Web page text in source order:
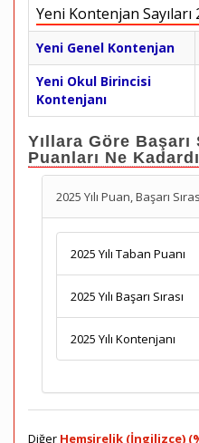
Yeni Kontenjan Sayıları
Yeni Genel Kontenjan
Yeni Okul Birincisi
Kontenjanı
Yıllara Göre Başarı
Puanları Ne
2025 Yılı Puan, Başarı
2025 Yılı Taban Puanı
2025 Yılı Başarı Sırası
2025 Yılı Kontenjanı
Diğer Hemşirelik (İngilizce)